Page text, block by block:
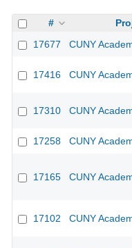
#
17677
CUNY
17416 CUNY
17310 CUNY
17258 CUNY
17165 CUNY
17102 CUNY